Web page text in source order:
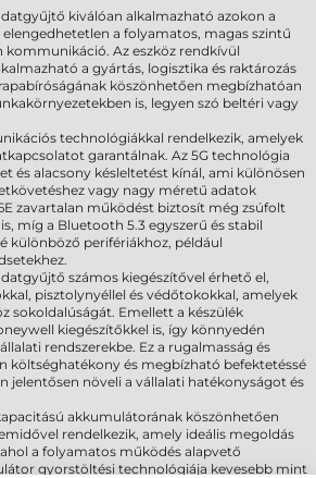
kiválóan alkalmazható azokon a
a folyamatos, magas szintű
kommunikáció. Az eszköz rendkívül
a gyártás, logisztika és raktározás
köszönhetően megbízhatóan
is, legyen szó beltéri vagy
technológiákkal rendelkezik, amelyek
garantálnak. Az 5G technológia
és alacsony késleltetést kínál, ami különösen
vagy nagy méretű adatok
zavartalan működést biztosít még zsúfolt
míg a Bluetooth 5.3 egyszerű és stabil
különböző perifériákhoz, például
számos kiegészítővel érhető el,
pisztolynyéllel és védőtokokkal, amelyek
sokoldalúságát. Emellett a készülék
kiegészítőkkel is, így könnyedén
rendszerekbe. Ez a rugalmasság és
költséghatékony és megbízható befektetéssé
jelentősen növeli a vállalati hatékonyságot és
akkumulátorának köszönhetően
rendelkezik, amely ideális megoldás
a folyamatos működés alapvető
gyorstöltési technológiája kevesebb mint